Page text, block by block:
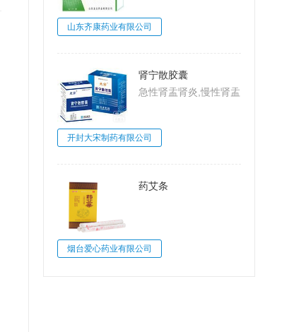
大肠梗阻,肠系膜上动脉
山东齐康药业有限公司
肾宁散胶囊
急性肾盂肾炎,慢性肾盂
开封大宋制药有限公司
药艾条
烟台爱心药业有限公司